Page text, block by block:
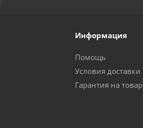
Информация
Помощь
Условия доставки
Гарантия на товар